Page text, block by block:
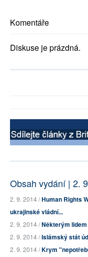
Komentáře
Diskuse je prázdná.
Obsah vydání | 2.
2. 9. 2014 /Human Rights
ukrajinské vládní...
2. 9. 2014 /Některým
2. 9. 2014 /Islámský stát
2. 9. 2014 /Krym